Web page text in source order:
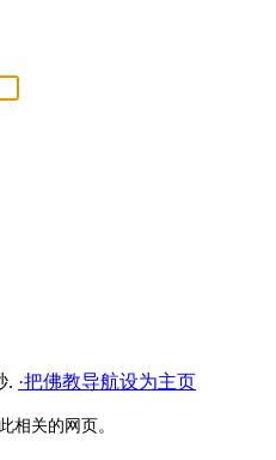
. ·把佛教导航设为主页
相关的网页。